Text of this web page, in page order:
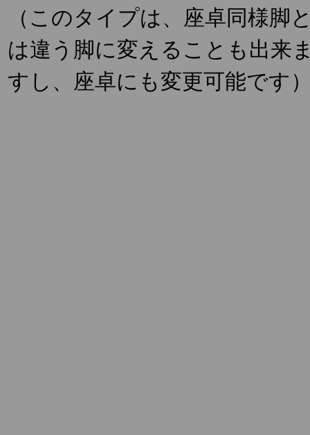
（このタイプは、座卓同様脚
は違う脚に変えることも出来
すし、座卓にも変更可能です